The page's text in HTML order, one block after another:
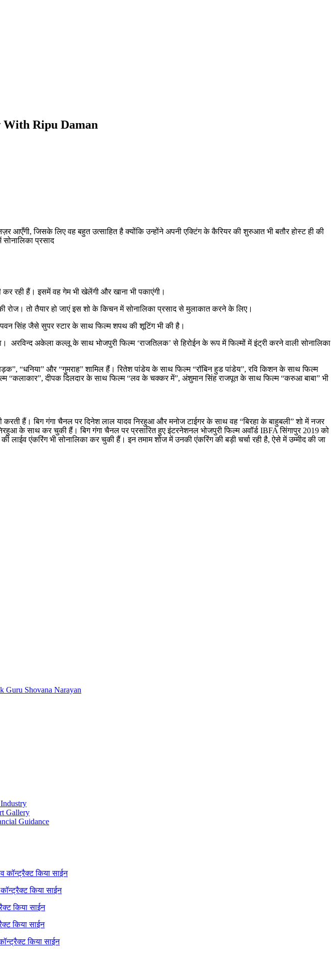
With Ripu Daman
आएँगी, जिसके लिए वह बहुत उत्साहित है क्योंकि उन्होंने अपनी एक्टिंग के कैरियर की शुरुआत भी बतौर होस्ट ही की
प्रसाद
रही हैं। इसमें वह गेम भी खेलेंगी और खाना भी पकाएंगी।
रोज। तो तैयार हो जाएं इस शो के किचन में सोनालिका प्रसाद से मुलाकात करने के लिए।
सिंह जैसे सुपर स्टार के साथ फिल्म शपथ की शूटिंग भी की है।
अरविन्द अकेला कल्लू के साथ भोजपुरी फिल्‍म ‘राजतिलक’ से हिरोईन के रूप में फिल्‍मों में इंट्री करने वाली सोनालिका
“धनिया” और “गुमराह” शामिल हैं। रितेश पांडेय के साथ फिल्म “रॉबिन हुड पांडेय”, रवि किशन के साथ फिल्म
“कलाकार”, दीपक दिलदार के साथ फिल्म “लव के चक्कर में”, अंशुमान सिंह राजपूत के साथ फिल्म “करुआ बाबा” भी
करती हैं। बिग गंगा चैनल पर दिनेश लाल यादव निरहुआ और मनोज टाईगर के साथ वह “बिरहा के बाहुबली” शो में नजर
के साथ कर चुकी हैं। बिग गंगा चैनल पर प्रसारित हुए इंटरनेशनल भोजपुरी फिल्म अवॉर्ड IBFA सिंगापुर 2019 को
एंकरिंग भी सोनालिका कर चुकी हैं। इन तमाम शोज में उनकी एंकरिंग की बड़ी चर्चा रही है, ऐसे में उम्मीद की जा
Guru Shovana Narayan
Gallery
Guidance
कॉन्ट्रैक्ट किया साईन
किया साईन
किया साईन
किया साईन
किया साईन